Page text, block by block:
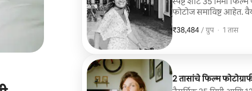
फोटोज समाविष्ट आहेत.
आहे. फिल्म फोटोग्राफीमध्ये एक विशेष प्रकारची जादू आहे. डिजिटल इमेजेसच्या विपरीत,
त्यात नॉस्टॅल्जिक आणि
₹38,484 / ग्रुप
₹38,484, प्रति ग्रुप
, · 1 तास
2 तासांचे फिल्म